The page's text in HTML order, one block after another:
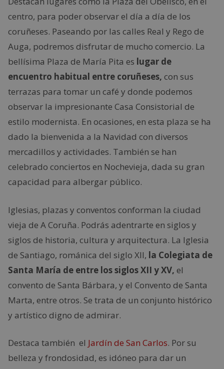
centro, para poder observar el día a día de los
coruñeses. Paseando por las calles Real y Rego de
Auga, podremos disfrutar de mucho comercio. La
bellísima Plaza de María Pita es lugar de
encuentro habitual entre coruñeses, con sus
terrazas para tomar un café y donde podemos
observar la impresionante Casa Consistorial de
estilo modernista. En ocasiones, en esta plaza se ha
dado la bienvenida a la Navidad con diversos
mercadillos y actividades. También se han
celebrado conciertos en Nochevieja, dada su gran
capacidad para albergar público.
Iglesias, plazas y conventos conforman la ciudad
vieja de A Coruña. Podrás adentrarte en siglos y
siglos de historia, cultura y arquitectura. La Iglesia
de Santiago, románica del siglo XII, la Colegiata de
Santa María de entre los siglos XII y XV, el
convento de Santa Bárbara, y el Convento de Santa
Marta, entre otros. Se trata de un conjunto histórico
y artístico digno de admirar.
Destaca también el Jardín de San Carlos. Por su
belleza y frondosidad, es idóneo para dar un